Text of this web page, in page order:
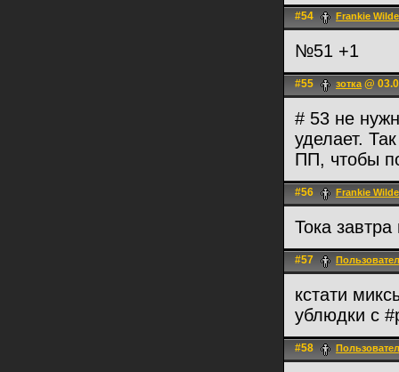
#54 Frankie
№51 +1
#55 зотка@
# 53 не
уделает.
ПП, чтобы
#56 Frankie
Тока
#57
кстати
ублюдки с
#58